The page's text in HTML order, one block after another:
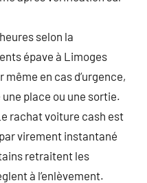
selon la
épave à Limoges
même en cas d’urgence,
place ou une sortie.
rachat voiture cash est
virement instantané
retraitent les
à l’enlèvement.